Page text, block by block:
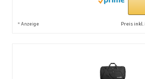
* Anzeige Preis inkl.